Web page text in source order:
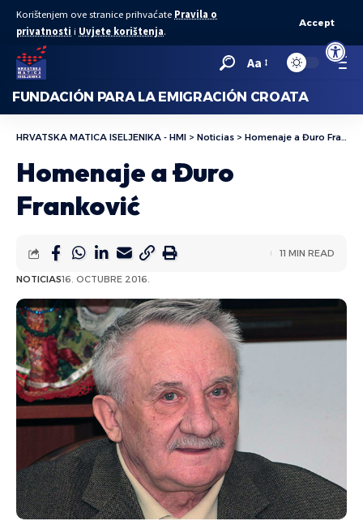
Abrir
Korištenjem ove stranice prihvaćate Pravila o
privatnosti i Uvjete korištenja.
Accept
Aa
FUNDACIÓN PARA LA EMIGRACIÓN CROATA
HRVATSKA MATICA ISELJENIKA - HMI > Noticias > Homenaje a Đuro Franković
Homenaje a Đuro
Franković
NOTICIAS16. OCTUBRE 2016.
11 MIN READ